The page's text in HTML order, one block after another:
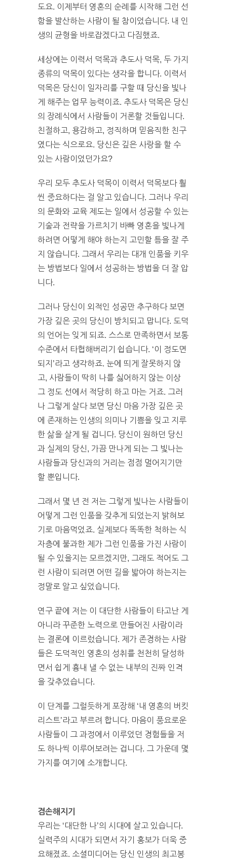
도요. 이제부터 영혼의 순례를 시작해 그런 선
함을 발산하는 사람이 될 참이었습니다. 내 인
생의 균형을 바로잡겠다고 다짐했죠.
세상에는 이력서 덕목과 추도사 덕목, 두 가지
종류의 덕목이 있다는 생각을 합니다. 이력서
덕목은 당신이 일자리를 구할 때 당신을 빛나
게 해주는 업무 능력이죠. 추도사 덕목은 당신
의 장례식에서 사람들이 거론할 것들입니다.
친절하고, 용감하고, 정직하며 믿음직한 친구
였다는 식으로요. 당신은 깊은 사랑을 할 수
있는 사람이었던가요?
우리 모두 추도사 덕목이 이력서 덕목보다 훨
씬 중요하다는 걸 알고 있습니다. 그러나 우리
의 문화와 교육 제도는 일에서 성공할 수 있는
기술과 전략을 가르치기 바빠 영혼을 빛나게
하려면 어떻게 해야 하는지 고민할 틈을 잘 주
지 않습니다. 그래서 우리는 대개 인품을 키우
는 방법보다 일에서 성공하는 방법을 더 잘 압
니다.
그러나 당신이 외적인 성공만 추구하다 보면
가장 깊은 곳의 당신이 방치되고 맙니다. 도덕
의 언어는 잊게 되죠. 스스로 만족하면서 보통
수준에서 타협해버리기 쉽습니다. ‘이 정도면
되지’라고 생각하죠. 눈에 띄게 잘못하지 않
고, 사람들이 딱히 나를 싫어하지 않는 이상
그 정도 선에서 적당히 하고 마는 거죠. 그러
나 그렇게 살다 보면 당신 마음 가장 깊은 곳
에 존재하는 인생의 의미나 기쁨을 잊고 지루
한 삶을 살게 될 겁니다. 당신이 원하던 당신
과 실제의 당신, 가끔 만나게 되는 그 빛나는
사람들과 당신과의 거리는 점점 멀어지기만
할 뿐입니다.
그래서 몇 년 전 저는 그렇게 빛나는 사람들이
어떻게 그런 인품을 갖추게 되었는지 밝혀보
기로 마음먹었죠. 실제보다 똑똑한 척하는 식
자층에 불과한 제가 그런 인품을 가진 사람이
될 수 있을지는 모르겠지만, 그래도 적어도 그
런 사람이 되려면 어떤 길을 밟아야 하는지는
정말로 알고 싶었습니다.
연구 끝에 저는 이 대단한 사람들이 타고난 게
아니라 꾸준한 노력으로 만들어진 사람이라
는 결론에 이르렀습니다. 제가 존경하는 사람
들은 도덕적인 영혼의 성취를 천천히 달성하
면서 쉽게 흉내 낼 수 없는 내부의 진짜 인격
을 갖추었습니다.
이 단계를 그럴듯하게 포장해 ‘내 영혼의 버킷
리스트’라고 부르려 합니다. 마음이 풍요로운
사람들이 그 과정에서 이루었던 경험들을 저
도 하나씩 이루어보려는 겁니다. 그 가운데 몇
가지를 여기에 소개합니다.
겸손해지기
우리는 ‘대단한 나’의 시대에 살고 있습니다.
실력주의 시대가 되면서 자기 홍보가 더욱 중
요해졌죠. 소셜미디어는 당신 인생의 최고봉